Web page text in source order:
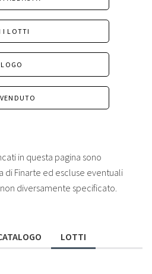
I LOTTI
in questa pagina sono
di Finarte ed escluse eventuali
diversamente specificato.
LOTTI